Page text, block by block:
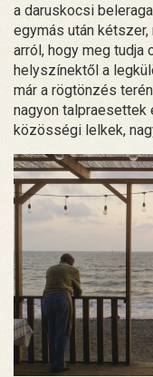
a daruskocsi
egymás után
arról, hogy meg tudja
helyszínektől a
már a rögtönzés
nagyon talpraesettek
közösségi lelkek,